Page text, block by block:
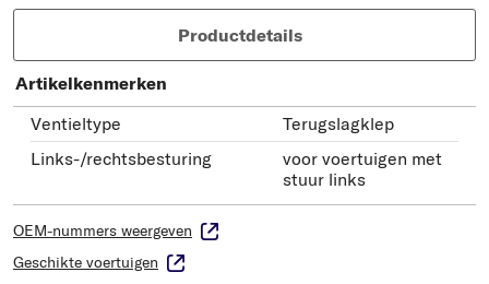
Productdetails
Artikelkenmerken
Ventieltype
Terugslagklep
Links-/rechtsbesturing
voor voertuigen met
stuur links
OEM-nummers weergeven
Geschikte voertuigen